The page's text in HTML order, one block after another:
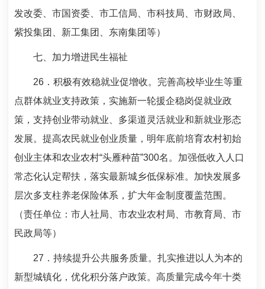
发改委、市国资委、市工信局、市科技局、市财政局、
紫投集团、新工集团、东南集团等）
七、加力增进民生福祉
26 ．积极有效稳就业促增收。完善高校毕业生等重
点群体就业支持政策，实施新一轮援企稳岗促就业政
策，支持创业带动就业、多渠道灵活就业和新就业形态
发展。提高农民就业创业质量，明年底前培育农村初始
创业主体和农业农村“头雁种苗”300名。加强低收入人口
常态化认定帮扶，落实最新城乡低保标准。加快发展多
层次多支柱养老保险体系，扩大年金制度覆盖范围。
（责任单位：市人社局、市农业农村局、市教育局、市
民政局等）
27 ．持续提升公共服务质量。扎实推进以人为本的
新型城镇化，优化积分落户政策。高质量完成今年十类